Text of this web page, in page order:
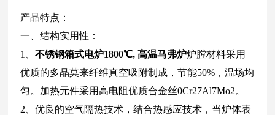
产品特点：
一、结构实用性：
1、不锈钢箱式电炉1800℃, 高温马弗炉炉膛材料采用
优质的多晶莫来纤维真空吸附制成，节能50%，温场均
匀。加热元件采用高电阻优质合金丝0Cr27Al7Mo2。
2、优良的空气隔热技术，结合热感应技术，当炉体表